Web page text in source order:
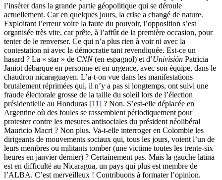
l’insérer dans la grande partie géopolitique qui se déroule
actuellement. Car en quelques jours, la crise a changé de nature.
Exploitant l’erreur voire la faute du pouvoir, l’opposition s’est
organisée très vite, car prête, à l’affût de la première occasion, pour
tenter de le renverser. Ce qui n’a plus rien à voir ni avec la
contestation ni avec la démocratie tant revendiquée. Est-ce un
hasard ? La « star » de CNN(en espagnol) et d’Univisión Patricia
Janiot débarque en personne et en urgence, avec son équipe, dans le
chaudron nicaraguayen. L’a-t-on vue dans les manifestations
brutalement réprimées qui, il n’y a pas si longtemps, ont suivi une
fraude électorale grosse de la taille du soleil lors de l’élection
présidentielle au Honduras [11] ? Non. S’est-elle déplacée en
Argentine où des foules se rassemblent périodiquement pour
protester contre les mesures antisociales du président néolibéral
Mauricio Macri ? Non plus. Va-t-elle interroger en Colombie les
dirigeants de mouvements sociaux qui, tous les jours, voient l’un de
leurs membres ou militants tomber (une victime toutes les trente-six
heures en janvier dernier) ? Certainement pas. Mais la gauche latina
est en difficulté au Nicaragua, un pays qui plus est membre de
l’ALBA. C’est merveilleux ! Contribuons à formater l’opinion.